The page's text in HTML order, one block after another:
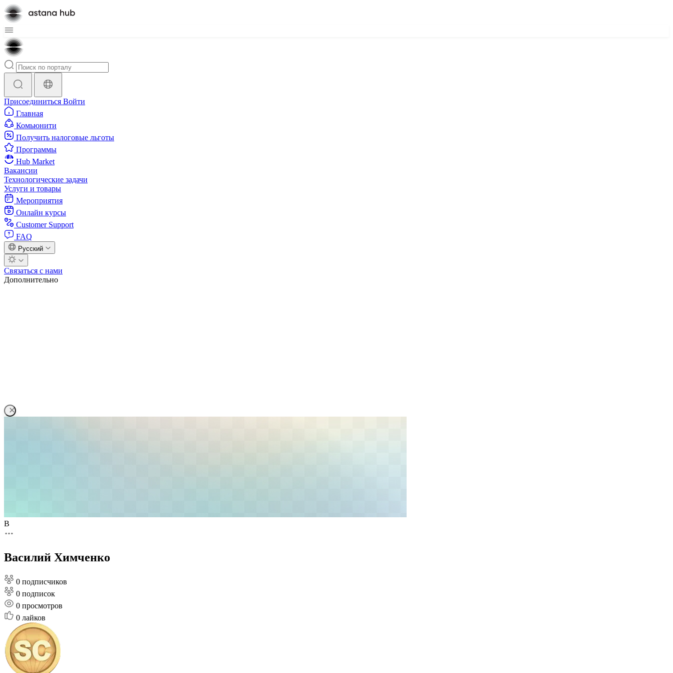
Присоединиться Войти
Главная
Комьюнити
Получить налоговые льготы
Программы
Hub Market
Вакансии
Технологические задачи
Услуги и товары
Мероприятия
Онлайн курсы
Customer Support
FAQ
Русский
Связаться с нами
Дополнительно
В
Василий Химченко
0 подписчиков
0 подписок
0 просмотров
0 лайков